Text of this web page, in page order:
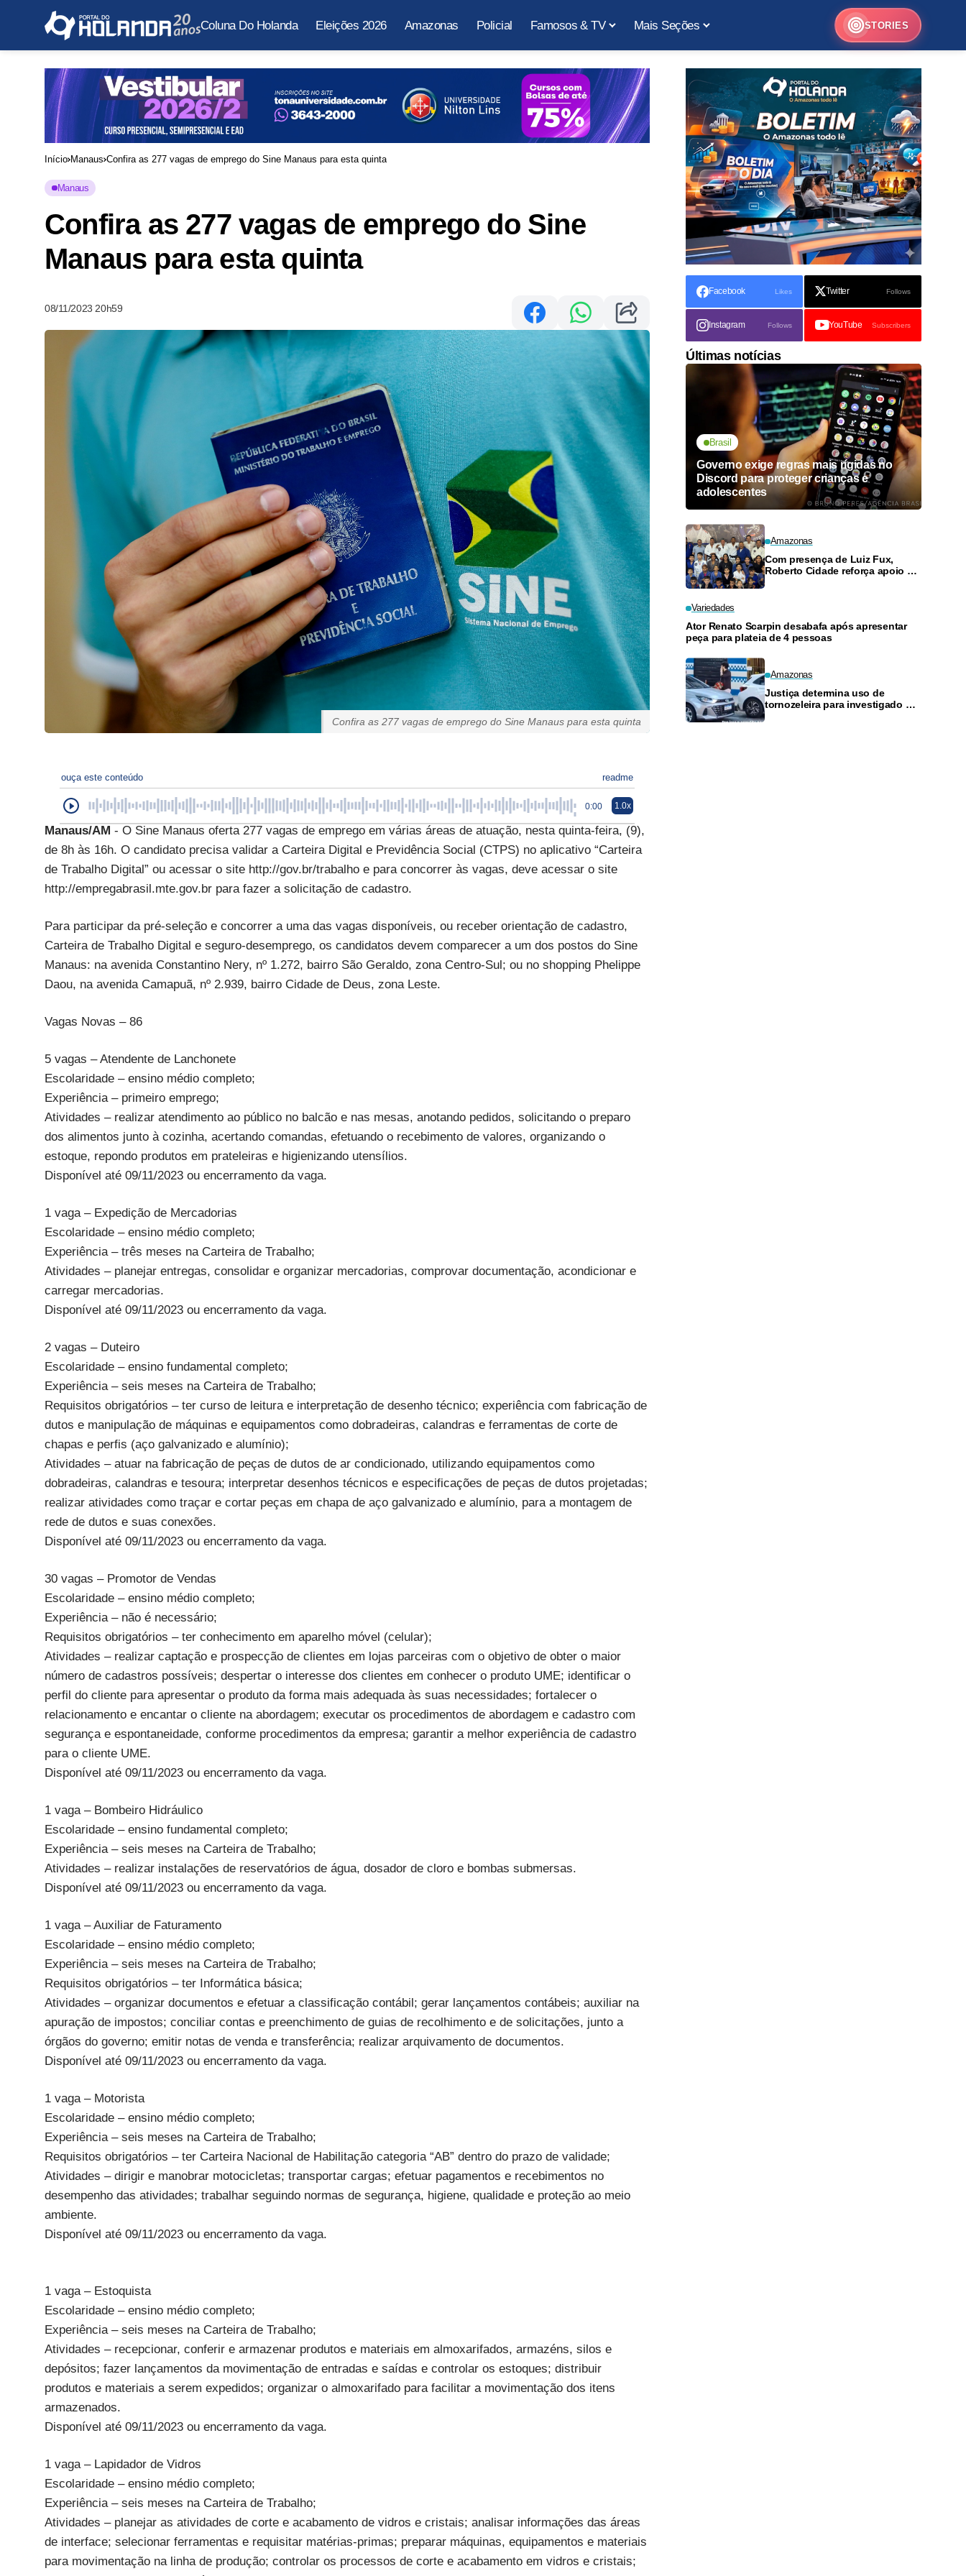
Coluna Do Holanda Eleições 2026 Amazonas Policial Famosos & TV Mais Seções STORIES
Início Manaus Confira as 277 vagas de emprego do Sine Manaus para esta quinta
Manaus
Confira as 277 vagas de emprego do Sine
Manaus para esta quinta
08/11/2023 20h59
Confira as 277 vagas de emprego do Sine Manaus para esta quinta
ouça este conteúdo readme
0:00 1.0x
Manaus/AM - O Sine Manaus oferta 277 vagas de emprego em várias áreas de atuação, nesta quinta-feira, (9),
de 8h às 16h. O candidato precisa validar a Carteira Digital e Previdência Social (CTPS) no aplicativo “Carteira
de Trabalho Digital” ou acessar o site http://gov.br/trabalho e para concorrer às vagas, deve acessar o site
http://empregabrasil.mte.gov.br para fazer a solicitação de cadastro.
Para participar da pré-seleção e concorrer a uma das vagas disponíveis, ou receber orientação de cadastro,
Carteira de Trabalho Digital e seguro-desemprego, os candidatos devem comparecer a um dos postos do Sine
Manaus: na avenida Constantino Nery, nº 1.272, bairro São Geraldo, zona Centro-Sul; ou no shopping Phelippe
Daou, na avenida Camapuã, nº 2.939, bairro Cidade de Deus, zona Leste.
Vagas Novas – 86
5 vagas – Atendente de Lanchonete
Escolaridade – ensino médio completo;
Experiência – primeiro emprego;
Atividades – realizar atendimento ao público no balcão e nas mesas, anotando pedidos, solicitando o preparo
dos alimentos junto à cozinha, acertando comandas, efetuando o recebimento de valores, organizando o
estoque, repondo produtos em prateleiras e higienizando utensílios.
Disponível até 09/11/2023 ou encerramento da vaga.
1 vaga – Expedição de Mercadorias
Escolaridade – ensino médio completo;
Experiência – três meses na Carteira de Trabalho;
Atividades – planejar entregas, consolidar e organizar mercadorias, comprovar documentação, acondicionar e
carregar mercadorias.
Disponível até 09/11/2023 ou encerramento da vaga.
2 vagas – Duteiro
Escolaridade – ensino fundamental completo;
Experiência – seis meses na Carteira de Trabalho;
Requisitos obrigatórios – ter curso de leitura e interpretação de desenho técnico; experiência com fabricação de
dutos e manipulação de máquinas e equipamentos como dobradeiras, calandras e ferramentas de corte de
chapas e perfis (aço galvanizado e alumínio);
Atividades – atuar na fabricação de peças de dutos de ar condicionado, utilizando equipamentos como
dobradeiras, calandras e tesoura; interpretar desenhos técnicos e especificações de peças de dutos projetadas;
realizar atividades como traçar e cortar peças em chapa de aço galvanizado e alumínio, para a montagem de
rede de dutos e suas conexões.
Disponível até 09/11/2023 ou encerramento da vaga.
30 vagas – Promotor de Vendas
Escolaridade – ensino médio completo;
Experiência – não é necessário;
Requisitos obrigatórios – ter conhecimento em aparelho móvel (celular);
Atividades – realizar captação e prospecção de clientes em lojas parceiras com o objetivo de obter o maior
número de cadastros possíveis; despertar o interesse dos clientes em conhecer o produto UME; identificar o
perfil do cliente para apresentar o produto da forma mais adequada às suas necessidades; fortalecer o
relacionamento e encantar o cliente na abordagem; executar os procedimentos de abordagem e cadastro com
segurança e espontaneidade, conforme procedimentos da empresa; garantir a melhor experiência de cadastro
para o cliente UME.
Disponível até 09/11/2023 ou encerramento da vaga.
1 vaga – Bombeiro Hidráulico
Escolaridade – ensino fundamental completo;
Experiência – seis meses na Carteira de Trabalho;
Atividades – realizar instalações de reservatórios de água, dosador de cloro e bombas submersas.
Disponível até 09/11/2023 ou encerramento da vaga.
1 vaga – Auxiliar de Faturamento
Escolaridade – ensino médio completo;
Experiência – seis meses na Carteira de Trabalho;
Requisitos obrigatórios – ter Informática básica;
Atividades – organizar documentos e efetuar a classificação contábil; gerar lançamentos contábeis; auxiliar na
apuração de impostos; conciliar contas e preenchimento de guias de recolhimento e de solicitações, junto a
órgãos do governo; emitir notas de venda e transferência; realizar arquivamento de documentos.
Disponível até 09/11/2023 ou encerramento da vaga.
1 vaga – Motorista
Escolaridade – ensino médio completo;
Experiência – seis meses na Carteira de Trabalho;
Requisitos obrigatórios – ter Carteira Nacional de Habilitação categoria “AB” dentro do prazo de validade;
Atividades – dirigir e manobrar motocicletas; transportar cargas; efetuar pagamentos e recebimentos no
desempenho das atividades; trabalhar seguindo normas de segurança, higiene, qualidade e proteção ao meio
ambiente.
Disponível até 09/11/2023 ou encerramento da vaga.
1 vaga – Estoquista
Escolaridade – ensino médio completo;
Experiência – seis meses na Carteira de Trabalho;
Atividades – recepcionar, conferir e armazenar produtos e materiais em almoxarifados, armazéns, silos e
depósitos; fazer lançamentos da movimentação de entradas e saídas e controlar os estoques; distribuir
produtos e materiais a serem expedidos; organizar o almoxarifado para facilitar a movimentação dos itens
armazenados.
Disponível até 09/11/2023 ou encerramento da vaga.
1 vaga – Lapidador de Vidros
Escolaridade – ensino médio completo;
Experiência – seis meses na Carteira de Trabalho;
Atividades – planejar as atividades de corte e acabamento de vidros e cristais; analisar informações das áreas
de interface; selecionar ferramentas e requisitar matérias-primas; preparar máquinas, equipamentos e materiais
para movimentação na linha de produção; controlar os processos de corte e acabamento em vidros e cristais;
Facebook Likes Twitter Follows
Instagram Follows YouTube Subscribers
Últimas notícias
Brasil
Governo exige regras mais rígidas no
Discord para proteger crianças e
adolescentes
Amazonas
Com presença de Luiz Fux,
Roberto Cidade reforça apoio a
Variedades
Ator Renato Scarpin desabafa após apresentar
peça para plateia de 4 pessoas
Amazonas
Justiça determina uso de
tornozeleira para investigado por